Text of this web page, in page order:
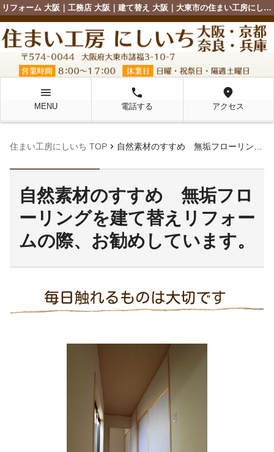
リフォーム 大阪｜工務店 大阪｜建て替え 大阪｜大東市の住まい工房にしいち
menu
MENU
local_phone
電話する
location_on
アクセス
住まい工房にしいち TOP chevron_right 自然素材のすすめ 無垢フローリングを建て替えリフォームの際、お勧めしています。
自然素材のすすめ 無垢フロ
ーリングを建て替えリフォー
ムの際、お勧めしています。